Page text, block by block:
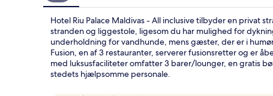
Hotel Riu Palace Maldivas - All inclusive tilbyder en privat
stranden og liggestole, ligesom du har mulighed for
underholdning for vandhunde, mens gæster, der er i
Fusion, en af 3 restauranter, serverer fusionsretter og er
med luksusfaciliteter omfatter 3 barer/lounger, en gratis
stedets hjælpsomme personale.